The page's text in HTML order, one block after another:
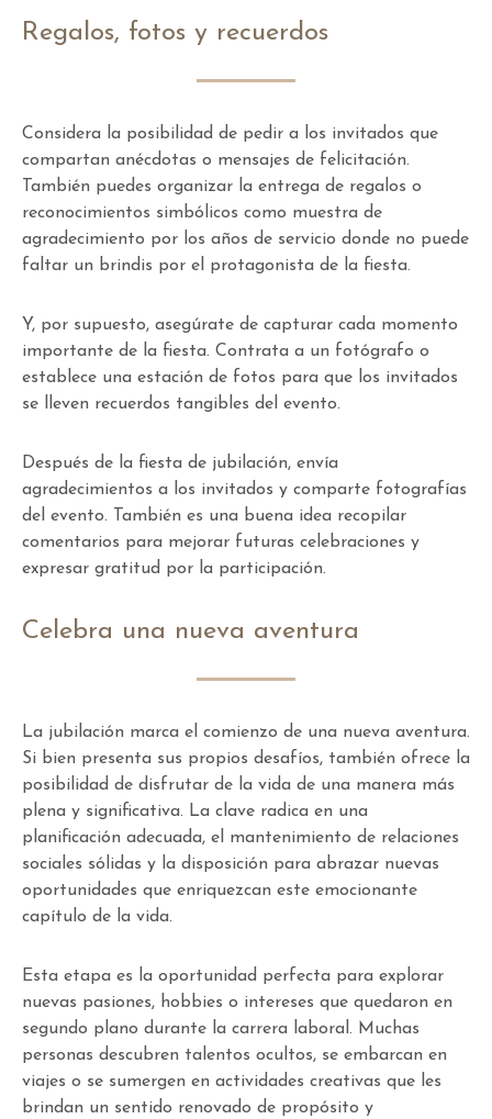
Regalos, fotos y recuerdos
Considera la posibilidad de pedir a los invitados que
compartan anécdotas o mensajes de felicitación.
También puedes organizar la entrega de regalos o
reconocimientos simbólicos como muestra de
agradecimiento por los años de servicio donde no puede
faltar un brindis por el protagonista de la fiesta.
Y, por supuesto, asegúrate de capturar cada momento
importante de la fiesta. Contrata a un fotógrafo o
establece una estación de fotos para que los invitados
se lleven recuerdos tangibles del evento.
Después de la fiesta de jubilación, envía
agradecimientos a los invitados y comparte fotografías
del evento. También es una buena idea recopilar
comentarios para mejorar futuras celebraciones y
expresar gratitud por la participación.
Celebra una nueva aventura
La jubilación marca el comienzo de una nueva aventura.
Si bien presenta sus propios desafíos, también ofrece la
posibilidad de disfrutar de la vida de una manera más
plena y significativa. La clave radica en una
planificación adecuada, el mantenimiento de relaciones
sociales sólidas y la disposición para abrazar nuevas
oportunidades que enriquezcan este emocionante
capítulo de la vida.
Esta etapa es la oportunidad perfecta para explorar
nuevas pasiones, hobbies o intereses que quedaron en
segundo plano durante la carrera laboral. Muchas
personas descubren talentos ocultos, se embarcan en
viajes o se sumergen en actividades creativas que les
brindan un sentido renovado de propósito y